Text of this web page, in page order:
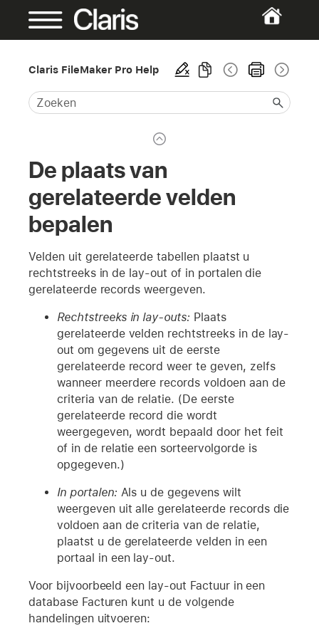
Claris FileMaker Pro Help
De plaats van
gerelateerde velden
bepalen
Velden uit gerelateerde tabellen plaatst u
rechtstreeks in de lay-out of in portalen die
gerelateerde records weergeven.
Rechtstreeks in lay-outs: Plaats
gerelateerde velden rechtstreeks in de lay-
out om gegevens uit de eerste
gerelateerde record weer te geven, zelfs
wanneer meerdere records voldoen aan de
criteria van de relatie. (De eerste
gerelateerde record die wordt
weergegeven, wordt bepaald door het feit
of in de relatie een sorteervolgorde is
opgegeven.)
In portalen: Als u de gegevens wilt
weergeven uit alle gerelateerde records die
voldoen aan de criteria van de relatie,
plaatst u de gerelateerde velden in een
portaal in een lay-out.
Voor bijvoorbeeld een lay-out Factuur in een
database Facturen kunt u de volgende
handelingen uitvoeren: